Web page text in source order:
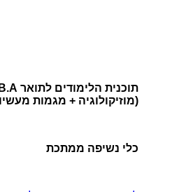
(מוזיקולוגיה + מגמות
כלי נשיפה ממתכת